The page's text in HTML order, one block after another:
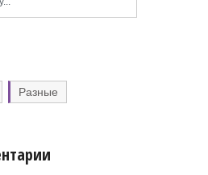
Разные